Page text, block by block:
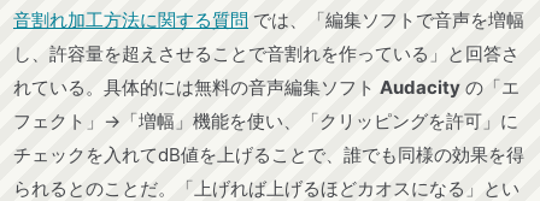
音割れ加工方法に関する質問 では、「編集ソフトで音声を増幅
し、許容量を超えさせることで音割れを作っている」と回答さ
れている。具体的には無料の音声編集ソフト Audacity の「エ
フェクト」→「増幅」機能を使い、「クリッピングを許可」に
チェックを入れてdB値を上げることで、誰でも同様の効果を得
られるとのことだ。「上げれば上げるほどカオスになる」とい